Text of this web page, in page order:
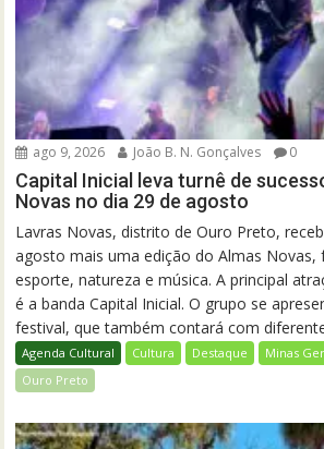
ago 9, 2026 João B. N. Gonçalves 0
Capital Inicial leva turnê de
Novas no dia 29 de agosto
Lavras Novas, distrito de Ouro Preto,
agosto mais uma edição do Almas Novas,
esporte, natureza e música. A principal
é a banda Capital Inicial. O grupo se
festival, que também contará com
Agenda Cultural Cultura Destaque Minas
Ouro Preto